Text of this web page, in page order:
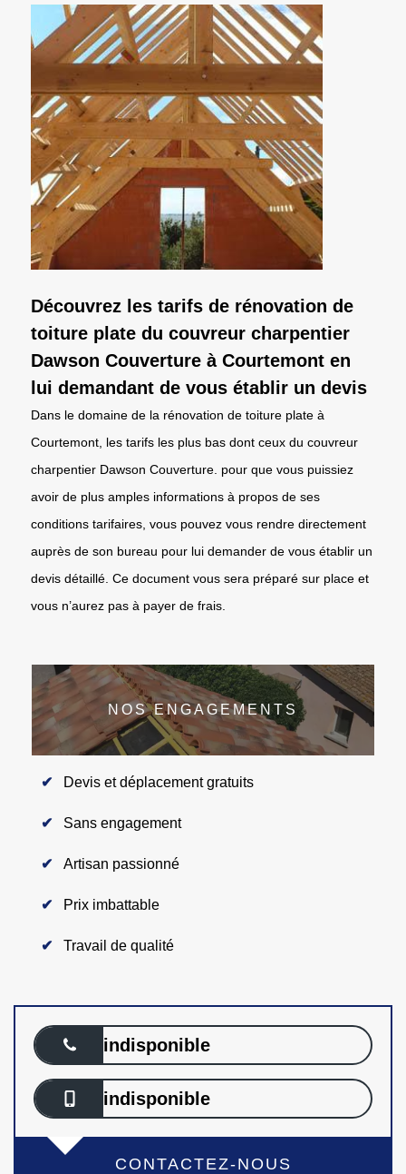
Découvrez les tarifs de rénovation de
toiture plate du couvreur charpentier
Dawson Couverture à Courtemont en
lui demandant de vous établir un devis
Dans le domaine de la rénovation de toiture plate à
Courtemont, les tarifs les plus bas dont ceux du couvreur
charpentier Dawson Couverture. pour que vous puissiez
avoir de plus amples informations à propos de ses
conditions tarifaires, vous pouvez vous rendre directement
auprès de son bureau pour lui demander de vous établir un
devis détaillé. Ce document vous sera préparé sur place et
vous n’aurez pas à payer de frais.
NOS ENGAGEMENTS
Devis et déplacement gratuits
Sans engagement
Artisan passionné
Prix imbattable
Travail de qualité
indisponible
indisponible
CONTACTEZ-NOUS